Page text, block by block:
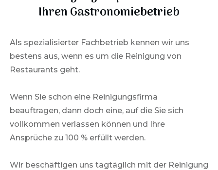
Ihren Gastronomiebetrieb
Als spezialisierter Fachbetrieb kennen wir uns
bestens aus, wenn es um die Reinigung von
Restaurants geht.
Wenn Sie schon eine Reinigungsfirma
beauftragen, dann doch eine, auf die Sie sich
vollkommen verlassen können und Ihre
Ansprüche zu 100 % erfüllt werden.
Wir beschäftigen uns tagtäglich mit der Reinigung